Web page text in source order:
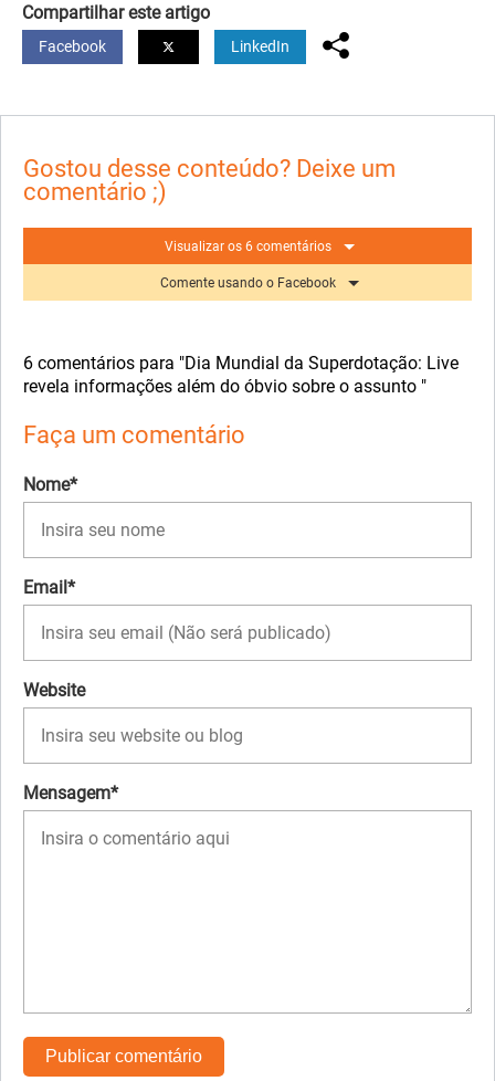
Compartilhar este artigo
Facebook LinkedIn
Gostou desse conteúdo? Deixe um
comentário ;)
Visualizar os 6 comentários
Comente usando o Facebook
6 comentários para "Dia Mundial da Superdotação: Live
revela informações além do óbvio sobre o assunto "
Faça um comentário
Nome*
Email*
Website
Mensagem*